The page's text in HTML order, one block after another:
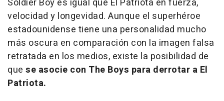
Soldier Boy es igual que El Patriota en fuerza,
velocidad y longevidad. Aunque el superhéroe
estadounidense tiene una personalidad mucho
más oscura en comparación con la imagen falsa
retratada en los medios, existe la posibilidad de
que se asocie con The Boys para derrotar a El
Patriota.